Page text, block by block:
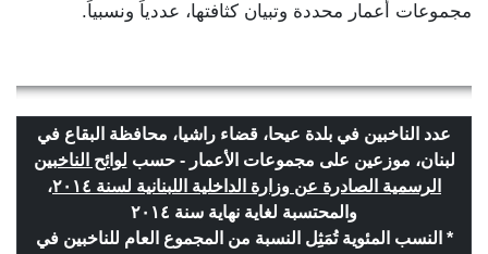
مجموعات أعمار محددة وتبيان كثافتها، عددياً ونسبياً.
عدد الناخبين في بلدة عيحا، قضاء راشيا، محافظة البقاع في
لبنان، موزعين على مجموعات الأعمار - حسب لوائح الناخبين
الرسمية الصادرة عن وزارة الداخلية اللبنانية لسنة ٢٠١٤
،
والمحتسبة لغاية نهاية سنة ٢٠١٤
* النسب المئوية تُمَثِل النسبة من المجموع العام للناخبين في